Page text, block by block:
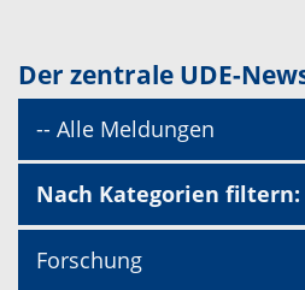
Der zentrale UDE-
-- Alle Meldungen
Nach Kategorien filtern:
Forschung